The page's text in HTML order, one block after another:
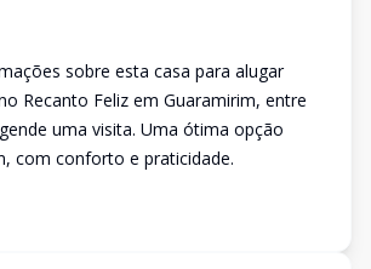
sobre esta casa para alugar
Recanto Feliz em Guaramirim, entre
uma visita. Uma ótima opção
com conforto e praticidade.